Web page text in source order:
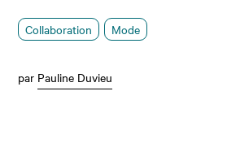
Collaboration Mode
par Pauline Duvieu